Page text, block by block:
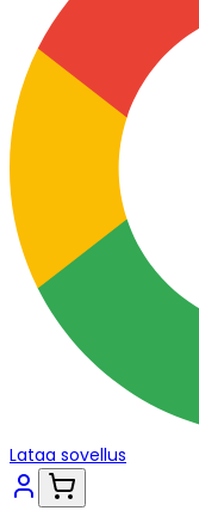
Lataa sovellus